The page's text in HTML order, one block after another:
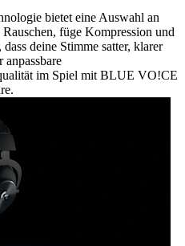
bietet eine Auswahl an
füge Kompression und
deine Stimme satter, klarer
im Spiel mit BLUE VO!CE